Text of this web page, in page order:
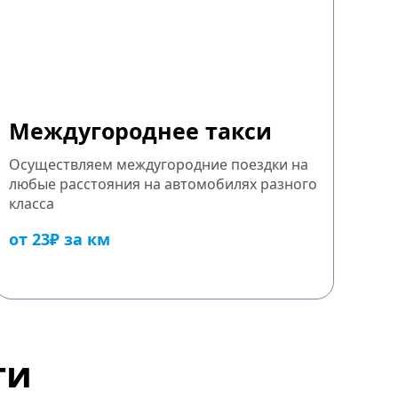
Междугороднее такси
Осуществляем междугородние поездки на
любые расстояния на автомобилях разного
класса
от 23₽ за км